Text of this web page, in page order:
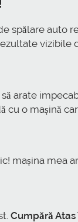
spălare auto
vizibile
arate
cu o mașină
mașina mea
Cumpără